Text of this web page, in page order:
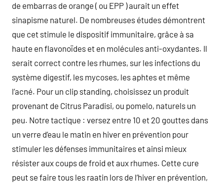
de embarras de orange ( ou EPP ) aurait un effet
sinapisme naturel. De nombreuses études démontrent
que cet stimule le dispositif immunitaire, grâce à sa
haute en flavonoïdes et en molécules anti-oxydantes. Il
serait correct contre les rhumes, sur les infections du
système digestif, les mycoses, les aphtes et même
l’acné. Pour un clip standing, choisissez un produit
provenant de Citrus Paradisi, ou pomelo, naturels un
peu. Notre tactique : versez entre 10 et 20 gouttes dans
un verre d’eau le matin en hiver en prévention pour
stimuler les défenses immunitaires et ainsi mieux
résister aux coups de froid et aux rhumes. Cette cure
peut se faire tous les raatin lors de l’hiver en prévention,